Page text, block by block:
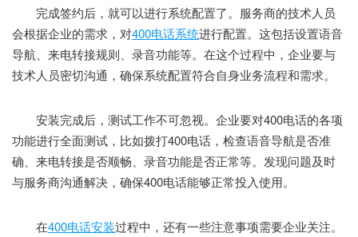
完成签约后，就可以进行系统配置了。服务商的技术人员
会根据企业的需求，对400电话系统进行配置。这包括设置语音
导航、来电转接规则、录音功能等。在这个过程中，企业要与
技术人员密切沟通，确保系统配置符合自身业务流程和需求。
安装完成后，测试工作不可忽视。企业要对400电话的各项
功能进行全面测试，比如拨打400电话，检查语音导航是否准
确、来电转接是否顺畅、录音功能是否正常等。发现问题及时
与服务商沟通解决，确保400电话能够正常投入使用。
在400电话安装过程中，还有一些注意事项需要企业关注。